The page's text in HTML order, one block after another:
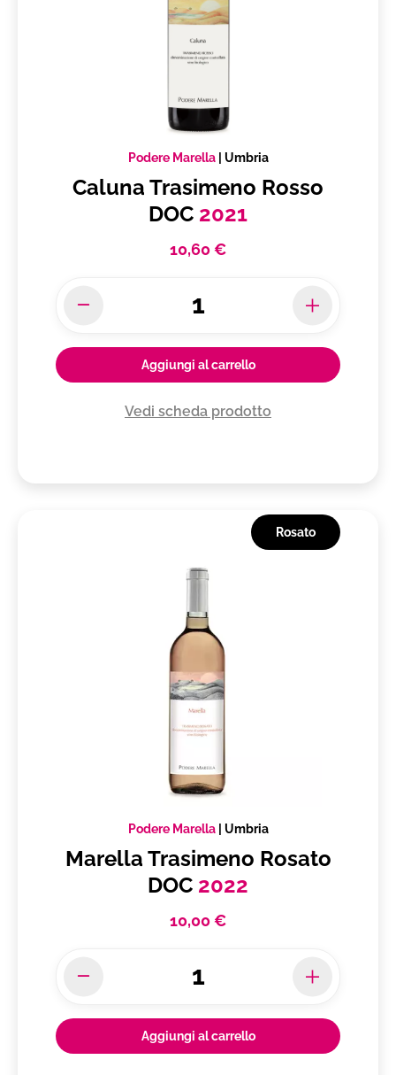
Podere Marella| Umbria
Caluna Trasimeno Rosso
DOC 2021
10,60 €
Aggiungi al carrello
Vedi scheda prodotto
Rosato
Podere Marella| Umbria
Marella Trasimeno Rosato
DOC 2022
10,00 €
Aggiungi al carrello